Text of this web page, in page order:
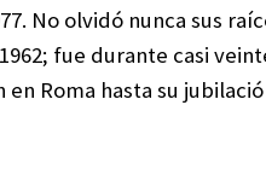
No olvidó nunca sus
fue durante casi
Roma hasta su